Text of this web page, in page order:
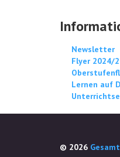
Cookie
Newsletter
Flyer 2024/
Lernen auf
© 2026